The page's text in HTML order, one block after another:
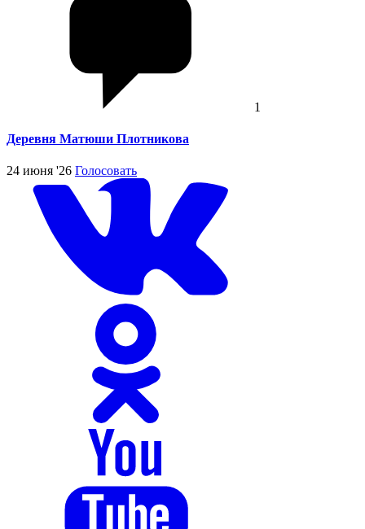
1
Деревня Матюши Плотникова
24 июня '26 Голосовать